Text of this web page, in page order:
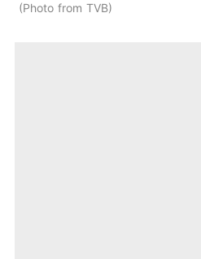
Photo from TVB